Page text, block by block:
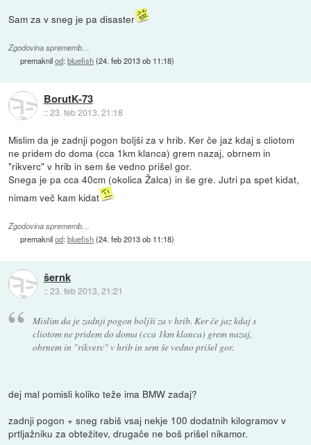
Sam za v sneg je pa disaster
Zgodovina sprememb…
premaknilod:bluefish(24. feb 2013 ob 11:18)
BorutK-73
::23. feb 2013, 21:18
Mislim da je zadnji pogon boljši za v hrib. Ker če jaz kdaj s cliotom
ne pridem do doma (cca 1km klanca) grem nazaj, obrnem in
"rikverc" v hrib in sem še vedno prišel gor.
Snega je pa cca 40cm (okolica Žalca) in še gre. Jutri pa spet kidat,
nimam več kam kidat
Zgodovina sprememb…
premaknilod:bluefish(24. feb 2013 ob 11:18)
šernk
::23. feb 2013, 21:21
Mislim da je zadnji pogon boljši za v hrib. Ker če jaz kdaj s
cliotom ne pridem do doma (cca 1km klanca) grem nazaj,
obrnem in "rikverc" v hrib in sem še vedno prišel gor.
dej mal pomisli koliko teže ima BMW zadaj?
zadnji pogon + sneg rabiš vsaj nekje 100 dodatnih kilogramov v
prtljažniku za obtežitev, drugače ne boš prišel nikamor.